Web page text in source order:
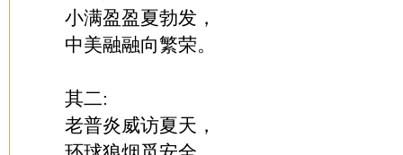
小满盈盈夏勃发，
中美融融向繁荣。
其二:
老普炎威访夏天，